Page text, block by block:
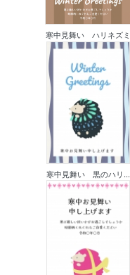
寒中見舞い ハリネズミ
寒中見舞い 黒のハリ...